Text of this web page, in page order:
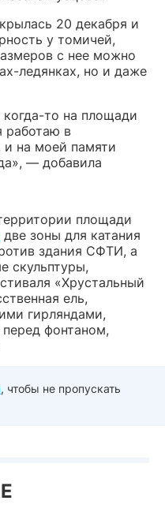
20 декабря и
у томичей,
с нее можно
ледянках, но и даже
когда-то на площади
работаю в
и на моей памяти
— добавила
площади
две зоны для катания
здания СФТИ, а
скульптуры,
«Хрустальный
ель,
гирляндами,
фонтаном,
, чтобы не пропускать